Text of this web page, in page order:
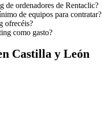
de ordenadores de Rentaclic?
de equipos para contratar?
ofrecéis?
como gasto?
Castilla y León